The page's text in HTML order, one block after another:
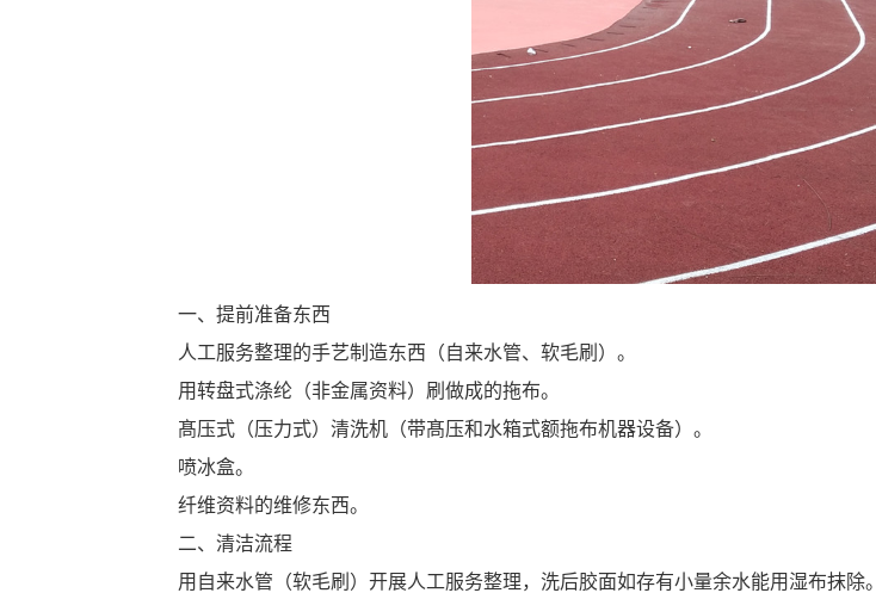
一、提前准备东西
人工服务整理的手艺制造东西（自来水管、软毛刷）。
用转盘式涤纶（非金属资料）刷做成的拖布。
髙压式（压力式）清洗机（带髙压和水箱式额拖布机器设备）。
喷冰盒。
纤维资料的维修东西。
二、清洁流程
用自来水管（软毛刷）开展人工服务整理，洗后胶面如存有小量余水能用湿布抹除。